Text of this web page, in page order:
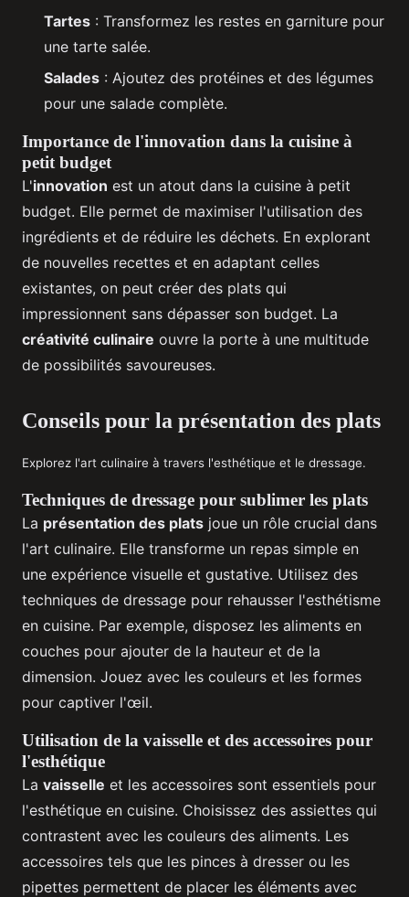
Tartes : Transformez les restes en garniture pour
une tarte salée.
Salades : Ajoutez des protéines et des légumes
pour une salade complète.
Importance de l'innovation dans la cuisine à
petit budget
L'innovation est un atout dans la cuisine à petit
budget. Elle permet de maximiser l'utilisation des
ingrédients et de réduire les déchets. En explorant
de nouvelles recettes et en adaptant celles
existantes, on peut créer des plats qui
impressionnent sans dépasser son budget. La
créativité culinaire ouvre la porte à une multitude
de possibilités savoureuses.
Conseils pour la présentation des plats
Explorez l'art culinaire à travers l'esthétique et le dressage.
Techniques de dressage pour sublimer les plats
La présentation des plats joue un rôle crucial dans
l'art culinaire. Elle transforme un repas simple en
une expérience visuelle et gustative. Utilisez des
techniques de dressage pour rehausser l'esthétisme
en cuisine. Par exemple, disposez les aliments en
couches pour ajouter de la hauteur et de la
dimension. Jouez avec les couleurs et les formes
pour captiver l'œil.
Utilisation de la vaisselle et des accessoires pour
l'esthétique
La vaisselle et les accessoires sont essentiels pour
l'esthétique en cuisine. Choisissez des assiettes qui
contrastent avec les couleurs des aliments. Les
accessoires tels que les pinces à dresser ou les
pipettes permettent de placer les éléments avec